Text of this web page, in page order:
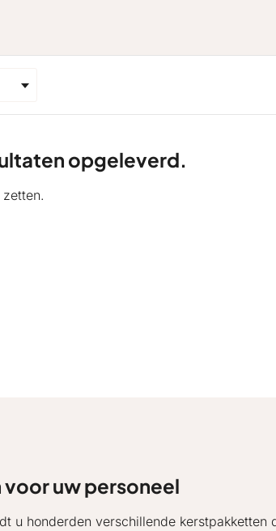
opgeleverd.
uw personeel
u honderden verschillende kerstpakketten